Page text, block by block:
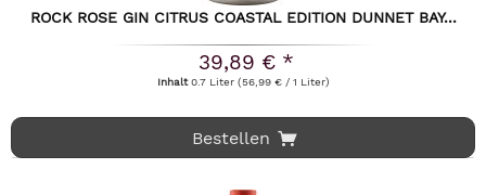
ROCK ROSE GIN CITRUS COASTAL EDITION DUNNET BAY...
39,89 € *
Inhalt0.7 Liter (56,99 € / 1 Liter)
Bestellen